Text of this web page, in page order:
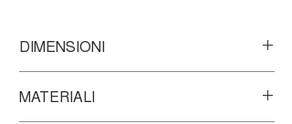
DIMENSIONI
MATERIALI